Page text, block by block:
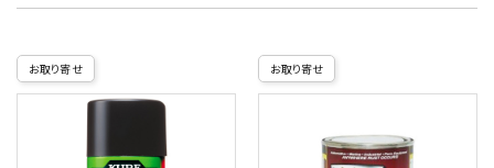
お取り寄せ お取り寄せ